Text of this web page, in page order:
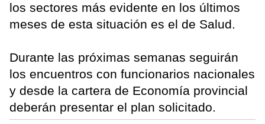
los sectores más evidente en los últimos
meses de esta situación es el de Salud.
Durante las próximas semanas seguirán
los encuentros con funcionarios nacionales
y desde la cartera de Economía provincial
deberán presentar el plan solicitado.